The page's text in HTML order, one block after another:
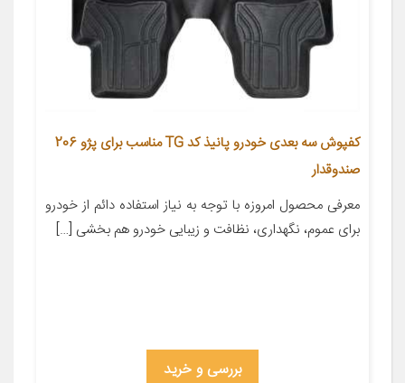
کفپوش سه بعدی خودرو پانیذ کد TG مناسب برای پژو 206
صندوقدار
معرفی محصول امروزه با توجه به نیاز استفاده دائم از خودرو
برای عموم، نگهداری، نظافت و زیبایی خودرو هم بخشی […]
بررسی و خرید